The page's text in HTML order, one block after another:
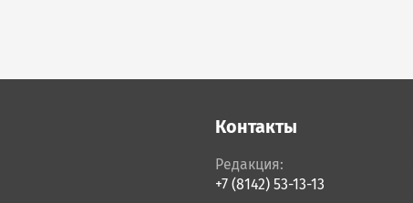
Контакты
Редакция:
+7 (8142) 53-13-13